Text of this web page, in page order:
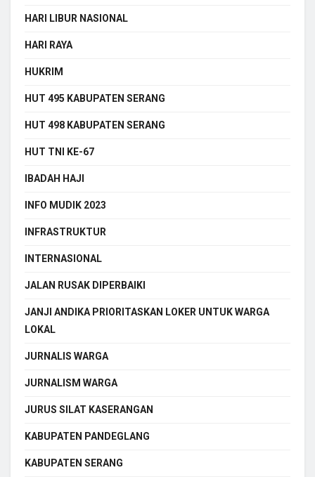
HARI LIBUR NASIONAL
HARI RAYA
HUKRIM
HUT 495 KABUPATEN SERANG
HUT 498 KABUPATEN SERANG
HUT TNI KE-67
IBADAH HAJI
INFO MUDIK 2023
INFRASTRUKTUR
INTERNASIONAL
JALAN RUSAK DIPERBAIKI
JANJI ANDIKA PRIORITASKAN LOKER UNTUK WARGA
LOKAL
JURNALIS WARGA
JURNALISM WARGA
JURUS SILAT KASERANGAN
KABUPATEN PANDEGLANG
KABUPATEN SERANG